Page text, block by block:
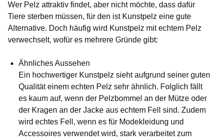
Wer Pelz attraktiv findet, aber nicht möchte, dass dafür
Tiere sterben müssen, für den ist Kunstpelz eine gute
Alternative. Doch häufig wird Kunstpelz mit echtem Pelz
verwechselt, wofür es mehrere Gründe gibt:
Ähnliches Aussehen
Ein hochwertiger Kunstpelz sieht aufgrund seiner guten
Qualität einem echten Pelz sehr ähnlich. Folglich fällt
es kaum auf, wenn der Pelzbommel an der Mütze oder
der Kragen an der Jacke aus echtem Fell sind. Zudem
wird echtes Fell, wenn es für Modekleidung und
Accessoires verwendet wird, stark verarbeitet zum